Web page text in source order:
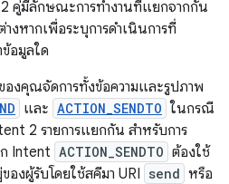
คู่มีลักษณะการทำงานที่แยกจากกัน
งหากเพื่อระบุการดำเนินการที่
อมูลใด
องคุณจัดการทั้งข้อความและรูปภาพ
และ ACTION_SENDTO ในกรณี
2 รายการแยกกัน สำหรับการ
ก Intent ACTION_SENDTO ต้องใช้
งผู้รับโดยใช้สคีมา URI send หรือ